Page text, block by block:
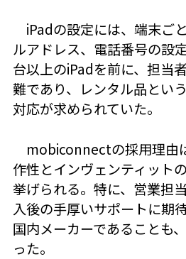
iPadの設定には、端末ご
ルアドレス、電話番号の設
台以上のiPadを前に、担当
難であり、レンタル品とい
対応が求められていた。
mobiconnectの採用理由
作性とインヴェンティット
挙げられる。特に、営業担
入後の手厚いサポートに期
国内メーカーであることも
った。